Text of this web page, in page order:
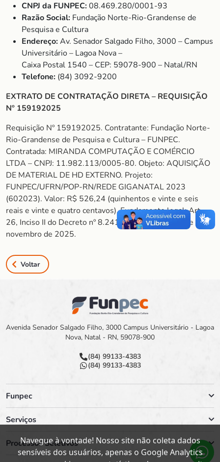
CNPJ da FUNPEC:08.469.280/0001-93
Razão Social: Fundação Norte-Rio-Grandense de
Pesquisa e Cultura
Endereço:Av. Senador Salgado Filho, 3000 – Campus
Universitário – Lagoa Nova –
Caixa Postal 1540 – CEP: 59078-900 – Natal/RN
Telefone: (84) 3092-9200
EXTRATO DE CONTRATAÇÃO DIRETA – REQUISIÇÃO
Nº 159192025
Requisição Nº 159192025. Contratante: Fundação Norte-
Rio-Grandense de Pesquisa e Cultura – FUNPEC.
Contratada: MIRANDA COMPUTAÇÃO E COMÉRCIO
LTDA – CNPJ: 11.982.113/0005-80. Objeto: AQUISIÇÃO
DE MATERIAL DE HD EXTERNO. Projeto:
FUNPEC/UFRN/POP-RN/REDE GIGANATAL 2023
(602023). Valor: R$ 526,24 (quinhentos e vinte e seis
reais e vinte e quatro centavos). Fundamento legal: Art.
26, Inciso II do Decreto nº 8.241/14. Natal/RN, 06 de
novembro de 2025.
Voltar
Avenida Senador Salgado Filho, 3000 Campus Universitário - Lagoa
Nova, Natal - RN, 59078-900
(84) 99133-4383
(84) 99133-4383
Funpec
Serviços
Processos Seletivos
Navegue à vontade! Nosso site não coleta dados
sensíveis dos usuários, apenas o Google Analytics